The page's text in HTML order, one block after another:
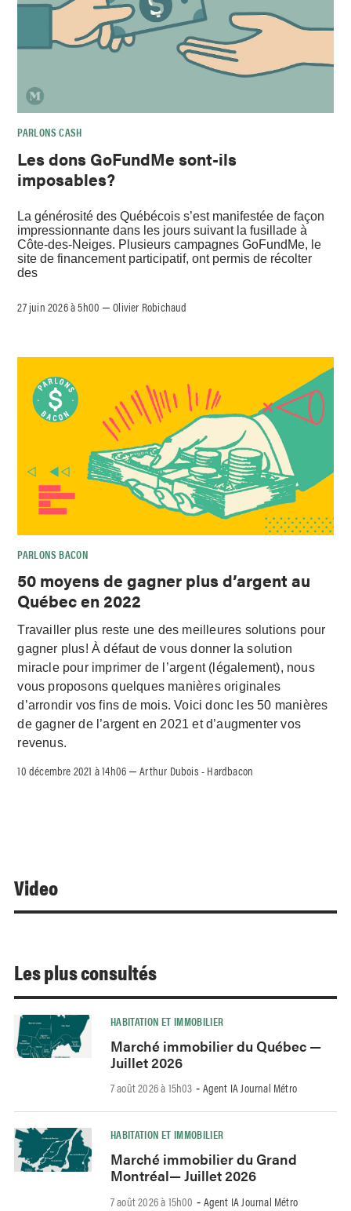
PARLONS CASH
Les dons GoFundMe sont-ils
imposables?
La générosité des Québécois s’est manifestée de façon
impressionnante dans les jours suivant la fusillade à
Côte-des-Neiges. Plusieurs campagnes GoFundMe, le
site de financement participatif, ont permis de récolter
des
27 juin 2026 à 5h00 –Olivier Robichaud
PARLONS BACON
50 moyens de gagner plus d’argent au
Québec en 2022
Travailler plus reste une des meilleures solutions pour
gagner plus! À défaut de vous donner la solution
miracle pour imprimer de l’argent (légalement), nous
vous proposons quelques manières originales
d’arrondir vos fins de mois. Voici donc les 50 manières
de gagner de l’argent en 2021 et d’augmenter vos
revenus.
10 décembre 2021 à 14h06 –Arthur Dubois - Hardbacon
Video
Les plus consultés
HABITATION ET IMMOBILIER
Marché immobilier du Québec —
Juillet 2026
7 août 2026 à 15h03 - Agent IA Journal Métro
HABITATION ET IMMOBILIER
Marché immobilier du Grand
Montréal— Juillet 2026
7 août 2026 à 15h00 - Agent IA Journal Métro